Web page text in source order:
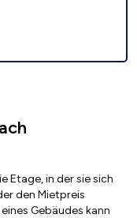
Etage, in der sie sich
den Mietpreis
Gebäudes kann